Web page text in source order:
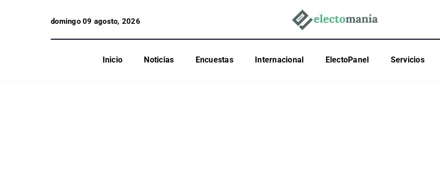
domingo 09 agosto, 2026
Inicio Noticias Encuestas Internacional ElectoPanel Servicios